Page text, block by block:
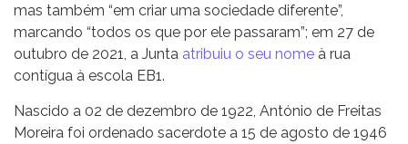
mas também “em criar uma sociedade diferente”,
marcando “todos os que por ele passaram”; em 27 de
outubro de 2021, a Junta atribuiu o seu nome à rua
contígua à escola EB1.
Nascido a 02 de dezembro de 1922, António de Freitas
Moreira foi ordenado sacerdote a 15 de agosto de 1946